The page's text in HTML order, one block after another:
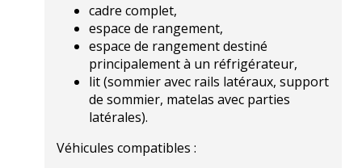
cadre complet,
espace de rangement,
espace de rangement destiné
principalement à un réfrigérateur,
lit (sommier avec rails latéraux, support
de sommier, matelas avec parties
latérales).
Véhicules compatibles :